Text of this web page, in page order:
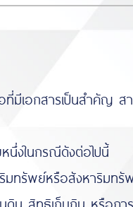
เอกสารเป็นสำคัญ สา
งในกรณีดังต่อไปนี้
ทรัพย์หรือสังหาริมทรั